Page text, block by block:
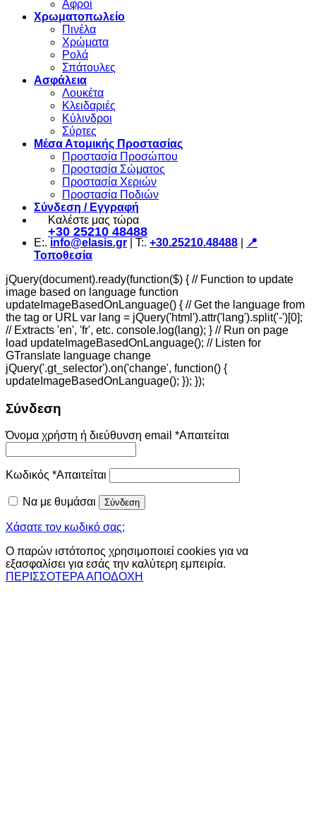
Αφροί
Χρωματοπωλείο
Πινέλα
Χρώματα
Ρολά
Σπάτουλες
Ασφάλεια
Λουκέτα
Κλειδαριές
Κύλινδροι
Σύρτες
Μέσα Ατομικής Προστασίας
Προστασία Προσώπου
Προστασία Σώματος
Προστασία Χεριών
Προστασία Ποδιών
Σύνδεση / Εγγραφή
Καλέστε μας τώρα
+30 25210 48488
Ε:. info@elasis.gr | Τ:. +30.25210.48488
📍
Τοποθεσία
jQuery(document).ready(function($) { // Function to update
image based on language function
updateImageBasedOnLanguage() { // Get the language from
the tag or URL var lang = jQuery('html').attr('lang').split('-')[0];
// Extracts 'en', 'fr', etc. console.log(lang); } // Run on page
load updateImageBasedOnLanguage(); // Listen for
GTranslate language change
jQuery('.gt_selector').on('change', function() {
updateImageBasedOnLanguage(); }); });
Σύνδεση
Όνομα χρήστη ή διεύθυνση email *Απαιτείται
Κωδικός *Απαιτείται
Να με θυμάσαι Σύνδεση
Χάσατε τον κωδικό σας;
Ο παρών ιστότοπος χρησιμοποιεί cookies για να
εξασφαλίσει για εσάς την καλύτερη εμπειρία.
ΠΕΡΙΣΣΟΤΕΡΑΑΠΟΔΟΧΗ